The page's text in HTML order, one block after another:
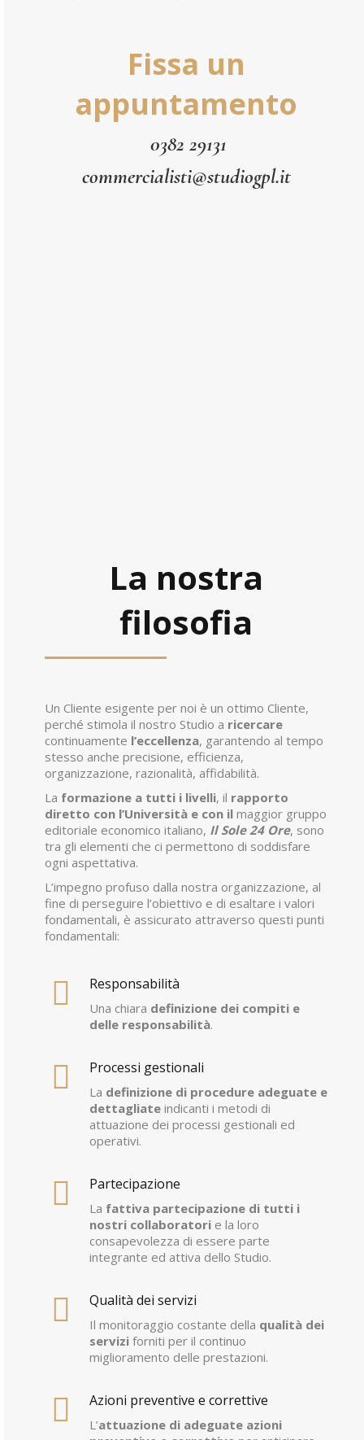
Fissa un
appuntamento
0382 29131
commercialisti@studiogpl.it
La nostra
filosofia
Un Cliente esigente per noi è un ottimo Cliente,
perché stimola il nostro Studio a ricercare
continuamente l’eccellenza, garantendo al tempo
stesso anche precisione, efficienza,
organizzazione, razionalità, affidabilità.
La formazione a tutti i livelli, il rapporto
diretto con l’Università e con il maggior gruppo
editoriale economico italiano, Il Sole 24 Ore, sono
tra gli elementi che ci permettono di soddisfare
ogni aspettativa.
L’impegno profuso dalla nostra organizzazione, al
fine di perseguire l’obiettivo e di esaltare i valori
fondamentali, è assicurato attraverso questi punti
fondamentali:
Responsabilità
Una chiara definizione dei compiti e
delle responsabilità.
Processi gestionali
La definizione di procedure adeguate e
dettagliate indicanti i metodi di
attuazione dei processi gestionali ed
operativi.
Partecipazione
La fattiva partecipazione di tutti i
nostri collaboratori e la loro
consapevolezza di essere parte
integrante ed attiva dello Studio.
Qualità dei servizi
Il monitoraggio costante della qualità dei
servizi forniti per il continuo
miglioramento delle prestazioni.
Azioni preventive e correttive
L’attuazione di adeguate azioni